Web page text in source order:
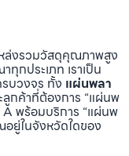
ล่งรวมวัสดุคุณภาพสูง
กประเภท เราเป็น
บวงจร ทั้ง แผ่นพลา
ลูกค้าที่ต้องการ “แผ่นพ
พร้อมบริการ “แผ่นพ
ยู่ในจังหวัดใดของ